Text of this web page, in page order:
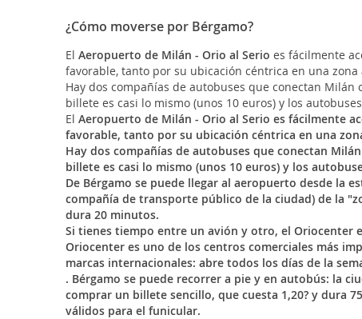
¿Cómo moverse por Bérgamo?
El Aeropuerto de Milán - Orio al Serio es fácilmente
favorable, tanto por su ubicación céntrica en una
Hay dos compañías de autobuses que conectan Milán
billete es casi lo mismo (unos 10 euros) y los
El Aeropuerto de Milán - Orio al Serio es fácilmente
favorable, tanto por su ubicación céntrica en una
Hay dos compañías de autobuses que conectan
billete es casi lo mismo (unos 10 euros) y los
De Bérgamo se puede llegar al aeropuerto desde la
compañía de transporte público de la ciudad) de la
dura 20 minutos.
Si tienes tiempo entre un avión y otro, el Oriocenter
Oriocenter es uno de los centros comerciales más
marcas internacionales: abre todos los días de la
. Bérgamo se puede recorrer a pie y en autobús: la
comprar un billete sencillo, que cuesta 1,20? y dura
válidos para el funicular.